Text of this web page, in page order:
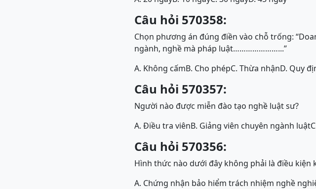
Câu hỏi 570358:
Chọn phương án đúng điền vào chỗ trống:
ngành, nghề mà pháp luật…………………...”
A. Không cấmB. Cho phépC. Thừa nhậnD. Quy
Câu hỏi 570357:
Người nào được miễn đào tạo nghề luật sư?
A. Điều tra viênB. Giảng viên chuyên ngành luật
Câu hỏi 570356:
Hình thức nào dưới đây không phải là điều kiện
A. Chứng nhận bảo hiểm trách nhiệm nghề